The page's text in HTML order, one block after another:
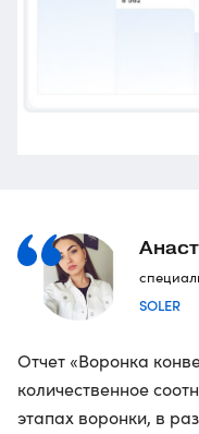
SOLER
Отчет «Воронка
количественное
этапах воронки, в